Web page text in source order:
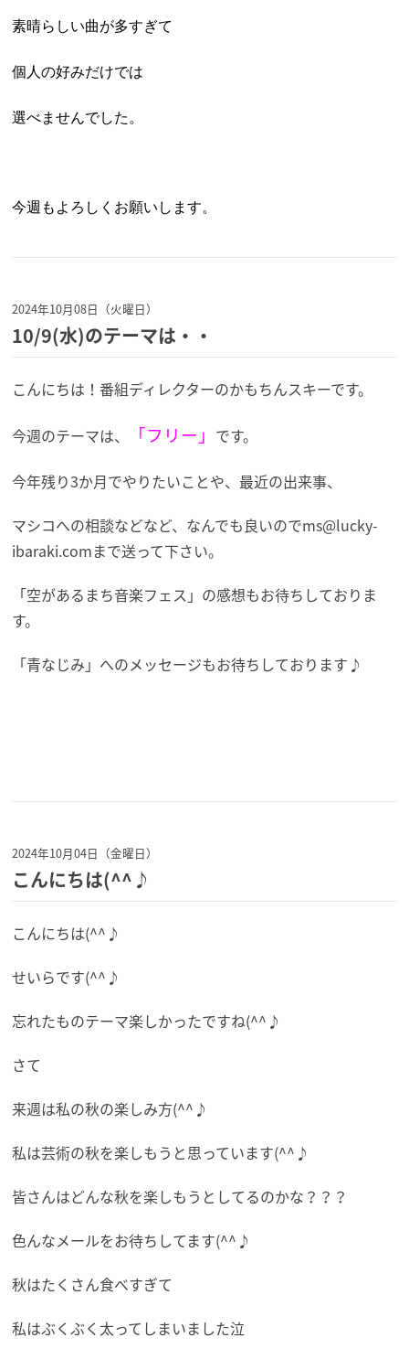
素晴らしい曲が多すぎて
個人の好みだけでは
選べませんでした。
今週もよろしくお願いします。
2024年10月08日（火曜日）
10/9(水)のテーマは・・
こんにちは！番組ディレクターのかもちんスキーです。
今週のテーマは、 「フリー」 です。
今年残り3か月でやりたいことや、最近の出来事、
マシコへの相談などなど、なんでも良いのでms@lucky-
ibaraki.comまで送って下さい。
「空があるまち音楽フェス」の感想もお待ちしておりま
す。
「青なじみ」へのメッセージもお待ちしております♪
2024年10月04日（金曜日）
こんにちは(^^♪
こんにちは(^^♪
せいらです(^^♪
忘れたものテーマ楽しかったですね(^^♪
さて
来週は私の秋の楽しみ方(^^♪
私は芸術の秋を楽しもうと思っています(^^♪
皆さんはどんな秋を楽しもうとしてるのかな？？？
色んなメールをお待ちしてます(^^♪
秋はたくさん食べすぎて
私はぶくぶく太ってしまいました泣